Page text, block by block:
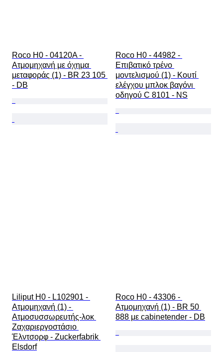
Roco H0 - 04120A -
Ατμομηχανή με όχημα
μεταφοράς (1) - BR 23 105
- DB
Roco H0 - 44982 -
Επιβατικό τρένο
μοντελισμού (1) - Κουτί
ελέγχου μπλοκ βαγόνι
οδηγού C 8101 - NS
Liliput H0 - L102901 -
Ατμομηχανή (1) -
Ατμοσυσσωρευτής-λοκ
Ζαχαριεργοστάσιο
Έλντσορφ - Zuckerfabrik
Elsdorf
Roco H0 - 43306 -
Ατμομηχανή (1) - BR 50
888 με cabinetender - DB